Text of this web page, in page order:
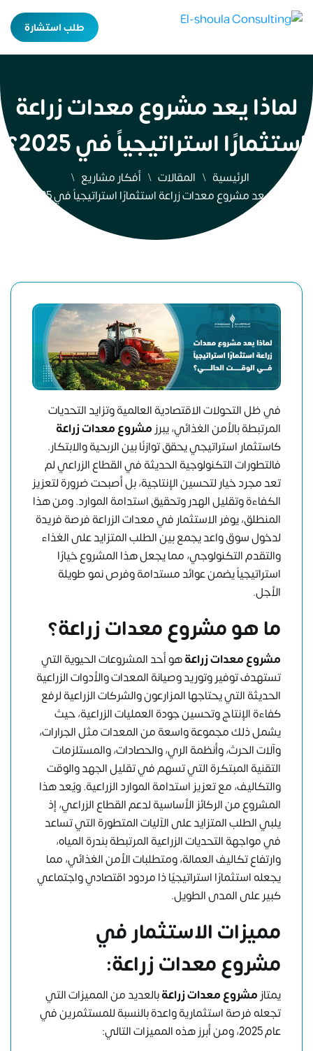
طلب استشارة
لماذا يعد مشروع معدات زراعة
استثمارًا استراتيجياً في 2025؟
الرئيسية المقالات
أفكار مشاريع
لماذا يعد مشروع معدات زراعة استثمارًا استراتيجياً في 2025؟
في ظل التحولات الاقتصادية العالمية وتزايد التحديات
المرتبطة بالأمن الغذائي، يبرز مشروع معدات زراعة
كاستثمار استراتيجي يحقق توازنًا بين الربحية والابتكار.
فالتطورات التكنولوجية الحديثة في القطاع الزراعي لم
تعد مجرد خيار لتحسين الإنتاجية، بل أصبحت ضرورة لتعزيز
الكفاءة وتقليل الهدر وتحقيق استدامة الموارد. ومن هذا
المنطلق، يوفر الاستثمار في معدات الزراعة فرصة فريدة
لدخول سوق واعد يجمع بين الطلب المتزايد على الغذاء
والتقدم التكنولوجي، مما يجعل هذا المشروع خيارًا
استراتيجياً يضمن عوائد مستدامة وفرص نمو طويلة
الأجل.
ما هو مشروع معدات زراعة؟
مشروع معدات زراعةهو أحد المشروعات الحيوية التي
تستهدف توفير وتوريد وصيانة المعدات والأدوات الزراعية
الحديثة التي يحتاجها المزارعون والشركات الزراعية لرفع
كفاءة الإنتاج وتحسين جودة العمليات الزراعية، حيث
يشمل ذلك مجموعة واسعة من المعدات مثل الجرارات،
وآلات الحرث، وأنظمة الري، والحصادات، والمستلزمات
التقنية المبتكرة التي تسهم في تقليل الجهد والوقت
والتكاليف، مع تعزيز استدامة الموارد الزراعية. ويُعد هذا
المشروع من الركائز الأساسية لدعم القطاع الزراعي، إذ
يلبي الطلب المتزايد على الآليات المتطورة التي تساعد
في مواجهة التحديات الزراعية المرتبطة بندرة المياه،
وارتفاع تكاليف العمالة، ومتطلبات الأمن الغذائي، مما
يجعله استثمارًا استراتيجيًا ذا مردود اقتصادي واجتماعي
كبير على المدى الطويل.
مميزات الاستثمار في
مشروع معدات زراعة:
يمتاز مشروع معدات زراعةبالعديد من المميزات التي
تجعله فرصة استثمارية واعدة بالنسبة للمستثمرين في
عام 2025، ومن أبرز هذه المميزات التالي: